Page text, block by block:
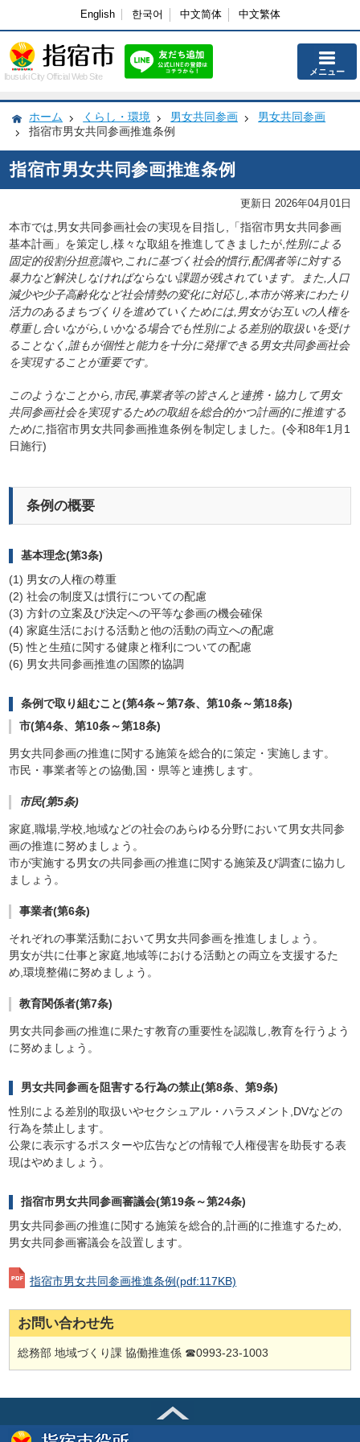
English 한국어 中文简体 中文繁体
Ibusuki City Official Web Site メニュー
ホーム くらし・環境 男女共同参画
男女共同参画
指宿市男女共同参画推進条例
指宿市男女共同参画推進条例
更新日 2026年04月01日
本市では, 男女共同参画社会の実現を目指し,「指宿市男女共同参画
基本計画」を策定し,様々な取組を推進してきましたが, 性別による
固定的役割分担意識や,これに基づく社会的慣行,配偶者等に対する
暴力など解決しなければならない課題が残されています。
また,人口
減少や少子高齢化など社会情勢の変化に対応し,本市が将来にわたり
活力のあるまちづくりを進めていくためには, 男女がお互いの人権を
尊重し合いながら,いかなる場合でも性別による差別的取扱いを受け
ることなく ,誰もが個性と能力を十分に発揮できる男女共同参画社会
を実現することが重要です。
このようなことから, 市民,事業者等の皆さんと連携・協力して男女
共同参画社会を実現するための取組を総合的かつ計画的に推進する
ために,指宿市男女共同参画推進条例を制定しました。(令和8年1月1
日施行)
条例の概要
基本理念(第3条)
(1) 男女の人権の尊重
(2) 社会の制度又は慣行についての配慮
(3) 方針の立案及び決定への平等な参画の機会確保
(4) 家庭生活における活動と他の活動の両立への配慮
(5) 性と生殖に関する健康と権利についての配慮
(6) 男女共同参画推進の国際的協調
条例で取り組むこと(第4条～第7条、第10条～第18条)
市(第4条、第10条～第18条)
男女共同参画の推進に関する施策を総合的に策定・実施します。
市民・事業者等との協働,国・県等と連携します。
市民(第5条)
家庭,職場,学校,地域などの社会のあらゆる分野において男女共同参
画の推進に努めましょう。
市が実施する男女の共同参画の推進に関する施策及び調査に協力し
ましょう。
事業者(第6条)
それぞれの事業活動において男女共同参画を推進しましょう。
男女が共に仕事と家庭,地域等における活動との両立を支援するた
め,環境整備に努めましょう。
教育関係者(第7条)
男女共同参画の推進に果たす教育の重要性を認識し,教育を行うよう
に努めましょう。
男女共同参画を阻害する行為の禁止(第8条、第9条)
性別による差別的取扱いやセクシュアル・ハラスメント,DVなどの
行為を禁止します。
公衆に表示するポスターや広告などの情報で人権侵害を助長する表
現はやめましょう。
指宿市男女共同参画審議会(第19条～第24条)
男女共同参画の推進に関する施策を総合的,計画的に推進するため,
男女共同参画審議会を設置します。
指宿市男女共同参画推進条例(pdf:117KB)
お問い合わせ先
総務部 地域づくり課 協働推進係 ☎0993-23-1003